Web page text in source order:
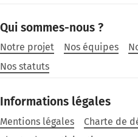
Qui sommes-nous ?
Notre projet Nos équipes
Nos statuts
Informations légales
Mentions légales
Charte de